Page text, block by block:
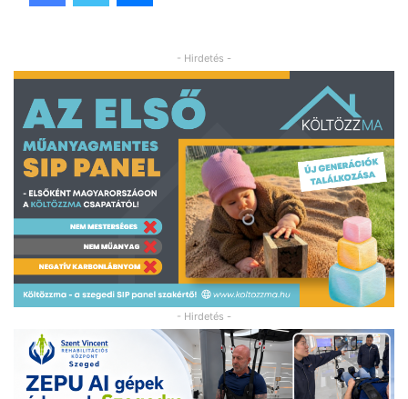
- Hirdetés -
- Hirdetés -